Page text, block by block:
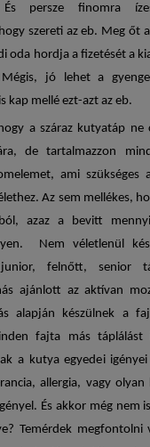
persze finomra
szereti az eb. Meg őt
oda hordja a fizetését a
jó lehet a
kap mellé ezt-azt az eb.
a száraz kutyatáp ne
de tartalmazzon
ami szükséges
Az sem mellékes,
azaz a bevitt
Nem véletlenül
junior, felnőtt, senior
ajánlott az aktívan
alapján készülnek a
fajta más táplálást
a kutya egyedei
allergia, vagy olyan
És akkor még nem
Temérdek megfontolni